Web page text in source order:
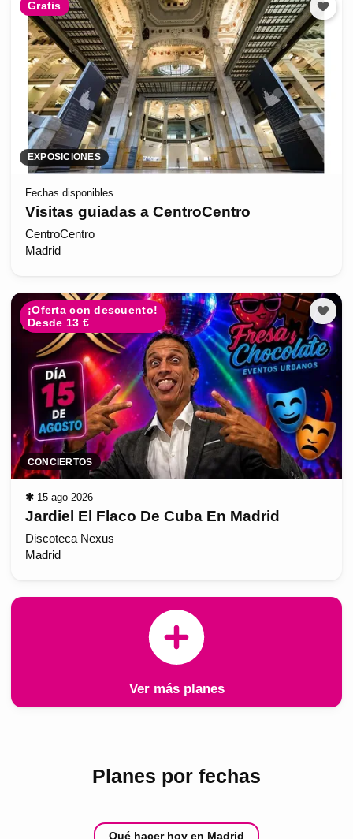
Gratis
EXPOSICIONES
Fechas disponibles
Visitas guiadas a CentroCentro
CentroCentro
Madrid
¡Oferta con descuento!
Desde 13 €
CONCIERTOS
✱ 15 ago 2026
Jardiel El Flaco De Cuba En Madrid
Discoteca Nexus
Madrid
Ver más planes
Planes por fechas
Qué hacer hoy en Madrid